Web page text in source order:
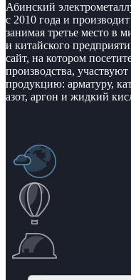
Абинский
с 2010 года и
занимая третье место в
и китайского
сайт, на котором
производства,
продукцию: арматуру,
азот, аргон и жидкий